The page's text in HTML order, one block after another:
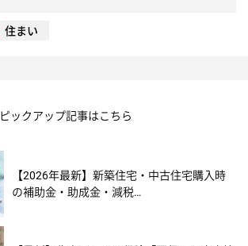
住まい
ピックアップ記事はこちら
【2026年最新】新築住宅・中古住宅購入時
の補助金・助成金・減税…